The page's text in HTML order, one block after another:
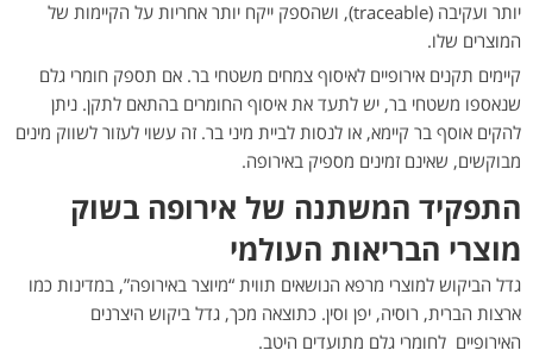
יותר ועקיבה (traceable), ושהספק ייקח יותר אחריות על הקיימות של
המוצרים שלו.
קיימים תקנים אירופיים לאיסוף צמחים משטחי בר. אם תספק חומרי גלם
שנאספו משטחי בר, יש לתעד את איסוף החומרים בהתאם לתקן. ניתן
להקים אוסף בר קיימא, או לנסות לביית מיני בר. זה עשוי לעזור לשווק מינים
מבוקשים, שאינם זמינים מספיק באירופה.
התפקיד המשתנה של אירופה בשוק
מוצרי הבריאות העולמי
גדל הביקוש למוצרי מרפא הנושאים תווית “מיוצר באירופה”, במדינות כמו
ארצות הברית, רוסיה, יפן וסין. כתוצאה מכך, גדל ביקוש היצרנים
האירופיים לחומרי גלם מתועדים היטב.